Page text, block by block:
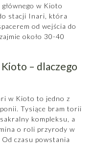
w Kioto
stacji Inari, która
od wejścia do
około 30-40
– dlaczego
w Kioto to jedno z
Tysiące bram torii
kompleksu, a
o roli przyrody w
czasu powstania